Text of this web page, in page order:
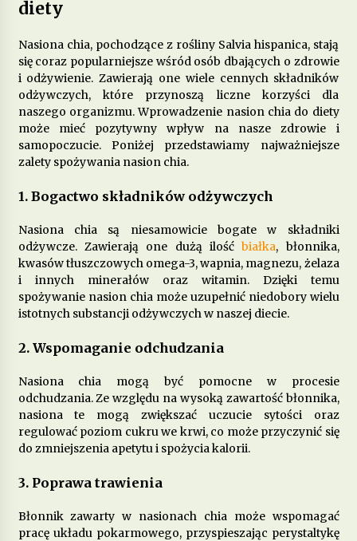
Dieta w leczeniu chorób serca – jakie produkty
są szczególnie polecane?
5 miesięcy ago
Jakie suplementy warto wprowadzić do diety na
poprawę jakości snu?
6 miesięcy ago
psychiczne i łagodzą objawy depresji?
Dieta przy zapaleniu pęcherza – co jeść, aby
złagodzić objawy?
8 miesięcy ago
przyspieszyć spalanie tłuszczu?
Dieta w chorobach autoimmunologicznych –
jak wspierać odporność?
10 miesięcy ago
Jakie produkty pomagają w walce z zapaleniem
stawów?
11 miesięcy ago
diety
Nasiona chia, pochodzące z rośliny Salvia hispanica, stają
się coraz popularniejsze wśród osób dbających o zdrowie
i odżywienie. Zawierają one wiele cennych składników
odżywczych, które przynoszą liczne korzyści dla
naszego organizmu. Wprowadzenie nasion chia do diety
może mieć pozytywny wpływ na nasze zdrowie i
samopoczucie. Poniżej przedstawiamy najważniejsze
zalety spożywania nasion chia.
1. Bogactwo składników odżywczych
Nasiona chia są niesamowicie bogate w składniki
odżywcze. Zawierają one dużą ilośćbiałka, błonnika,
kwasów tłuszczowych omega-3, wapnia, magnezu, żelaza
i innych minerałów oraz witamin. Dzięki temu
spożywanie nasion chia może uzupełnić niedobory wielu
istotnych substancji odżywczych w naszej diecie.
2. Wspomaganie odchudzania
Nasiona chia mogą być pomocne w procesie
odchudzania. Ze względu na wysoką zawartość błonnika,
nasiona te mogą zwiększać uczucie sytości oraz
regulować poziom cukru we krwi, co może przyczynić się
do zmniejszenia apetytu i spożycia kalorii.
3. Poprawa trawienia
Błonnik zawarty w nasionach chia może wspomagać
pracę układu pokarmowego, przyspieszając perystaltykę